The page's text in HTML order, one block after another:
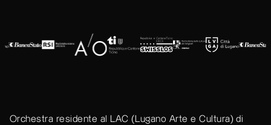
Orchestra residente al LAC (Lugano Arte e Cultura) di